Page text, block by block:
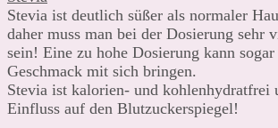
Stevia ist deutlich süßer als normaler
daher muss man bei der Dosierung sehr
sein! Eine zu hohe Dosierung kann
Geschmack mit sich bringen.
Stevia ist kalorien- und kohlenhydratfrei
Einfluss auf den Blutzuckerspiegel!